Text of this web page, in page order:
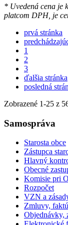
* Uvedená cena je
platcom DPH, je
prvá stránka
1
2
3
ďalšia stránka
posledná
Zobrazené 1-25 z
Samospráva
Starosta obce
Zástupca
Hlavný
Obecné
Komisie pri
Rozpočet
VZN a
Zmluvy,
Objednávky,